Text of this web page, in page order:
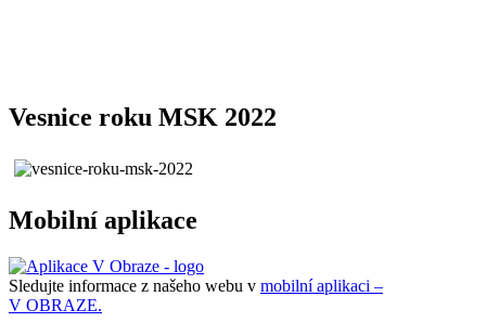
Vesnice roku MSK 2022
Mobilní aplikace
Sledujte informace z našeho webu v mobilní aplikaci –
V OBRAZE.